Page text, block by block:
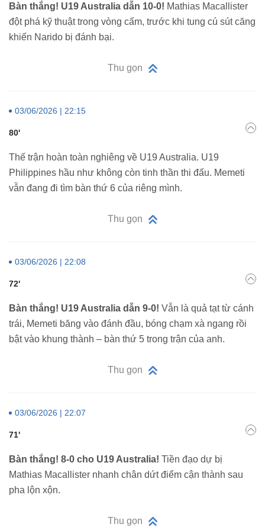
Bàn thắng! U19 Australia dẫn 10-0! Mathias Macallister
đột phá kỹ thuật trong vòng cấm, trước khi tung cú sút căng
khiến Narido bị đánh bại.
Thu gọn
03/06/2026 | 22:15
80'
Thế trận hoàn toàn nghiêng về U19 Australia. U19
Philippines hầu như không còn tinh thần thi đấu. Memeti
vẫn đang đi tìm bàn thứ 6 của riêng mình.
Thu gọn
03/06/2026 | 22:08
72'
Bàn thắng! U19 Australia dẫn 9-0! Vẫn là quả tạt từ cánh
trái, Memeti băng vào đánh đầu, bóng chạm xà ngang rồi
bật vào khung thành – bàn thứ 5 trong trận của anh.
Thu gọn
03/06/2026 | 22:07
71'
Bàn thắng! 8-0 cho U19 Australia! Tiền đạo dự bị
Mathias Macallister nhanh chân dứt điểm cận thành sau
pha lộn xộn.
Thu gọn